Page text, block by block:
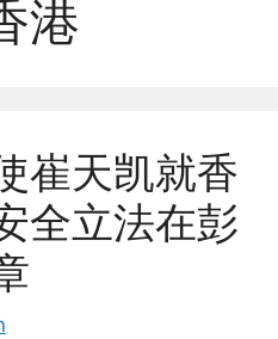
港
崔天凯就香
全立法在彭